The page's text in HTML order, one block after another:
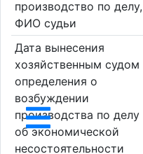
производство по делу,
ФИО судьи
Дата вынесения
хозяйственным судом
определения о
возбуждении
производства по делу
об экономической
несостоятельности